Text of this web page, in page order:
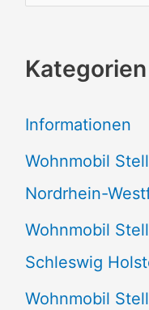
u
h
n
n
a
c
h
:
Kategorien
Informationen
Wohnmobil
Nordrhein-
Wohnmobil
Schleswig
Wohnmobil